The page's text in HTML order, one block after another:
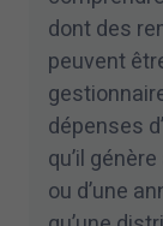
dont des
peuvent
dépenses
qu’il
ou d’une